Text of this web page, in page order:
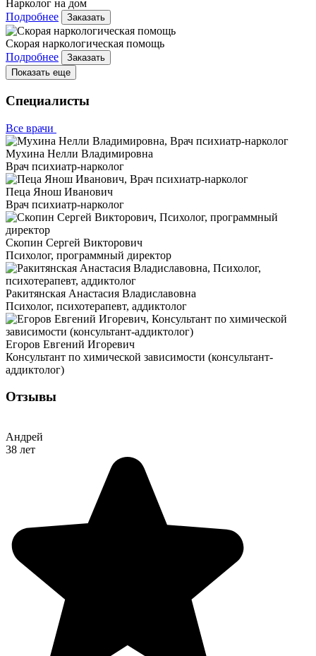
Нарколог на дом
Подробнее
Заказать
Скорая наркологическая помощь
Подробнее
Заказать
Показать еще
Специалисты
Все врачи
Мухина Нелли Владимировна
Врач психиатр-нарколог
Пеца Янош Иванович
Врач психиатр-нарколог
Скопин Сергей Викторович
Психолог, программный директор
Ракитянская Анастасия Владиславовна
Психолог, психотерапевт, аддиктолог
Егоров Евгений Игоревич
Консультант по химической зависимости (консультант-
аддиктолог)
Отзывы
Андрей
38 лет